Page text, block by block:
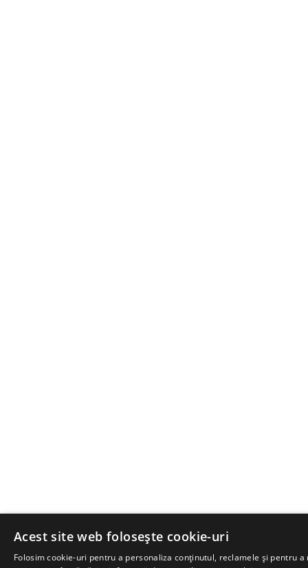
Acest site web folosește cookie-uri
Folosim cookie-uri pentru a personaliza conținutul, reclamele și pentru